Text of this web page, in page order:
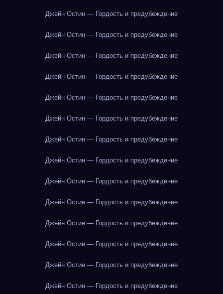
Джейн Остин — Гордость и предубеждение
Джейн Остин — Гордость и предубеждение
Джейн Остин — Гордость и предубеждение
Джейн Остин — Гордость и предубеждение
Джейн Остин — Гордость и предубеждение
Джейн Остин — Гордость и предубеждение
Джейн Остин — Гордость и предубеждение
Джейн Остин — Гордость и предубеждение
Джейн Остин — Гордость и предубеждение
Джейн Остин — Гордость и предубеждение
Джейн Остин — Гордость и предубеждение
Джейн Остин — Гордость и предубеждение
Джейн Остин — Гордость и предубеждение
Джейн Остин — Гордость и предубеждение